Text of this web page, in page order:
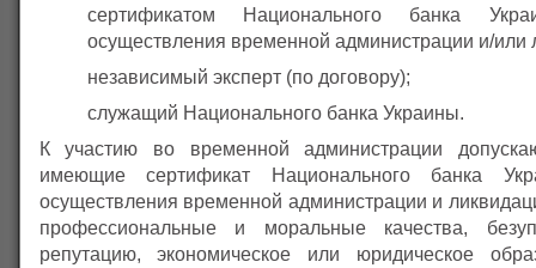
сертификатом Национального банка
осуществления временной администрации и/или
независимый эксперт (по договору);
служащий Национального банка Украины.
К участию во временной администрации
имеющие сертификат Национального банка
осуществления временной администрации и
профессиональные и моральные качества,
репутацию, экономическое или юридическое